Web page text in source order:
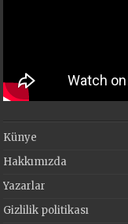
Künye
Hakkımızda
Yazarlar
Gizlilik politikası